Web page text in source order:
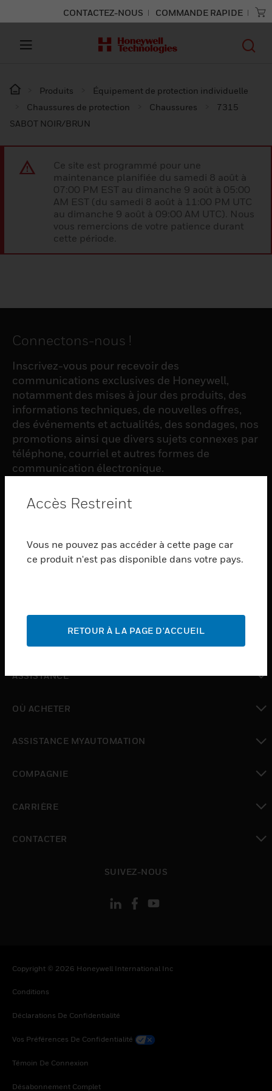
CONTACTEZ-NOUS COMMANDE RAPIDE
Produits
Équipement de protection individuelle
Chaussures de protection
Chaussures
7315
SABOT NOIR/BRUN
Ce site est programmé pour une
maintenance planifiée du samedi 8 août à
07:00 PM EST au dimanche 9 août à 05:00
AM EST (du samedi 8 août à 11:00 PM UTC
au dimanche 9 août à 09:00 AM UTC). Nous
vous remercions de votre patience durant
cette période.
Connectons-nous !
Inscrivez-vous pour recevoir des
communications exclusives de Honeywell,
notamment des mises à jour des produits, des
informations techniques, de nouvelles offres,
des événements et actualités, des sondages, nos
promotions ainsi que divers sujets connexes par
téléphone, courriel et autres formes de
communication électronique.
S'INSCRIRE
PRODUCTS
toggle view
INDUSTRIES
ASSISTANCE
OÙ ACHETER
ASSISTANCE MYAUTOMATION
COMPAGNIE
CARRIÈRE
CONTACTER
SUIVEZ-NOUS
Copyright © 2026 Honeywell International Inc
Conditions
Déclarations De Confidentialité
Vos Préférences De Confidentialité
Témoin De Connexion
Désabonnement Complet
Accès Restreint
Vous ne pouvez pas accéder à cette page car
ce produit n'est pas disponible dans votre pays.
RETOUR À LA PAGE D'ACCUEIL